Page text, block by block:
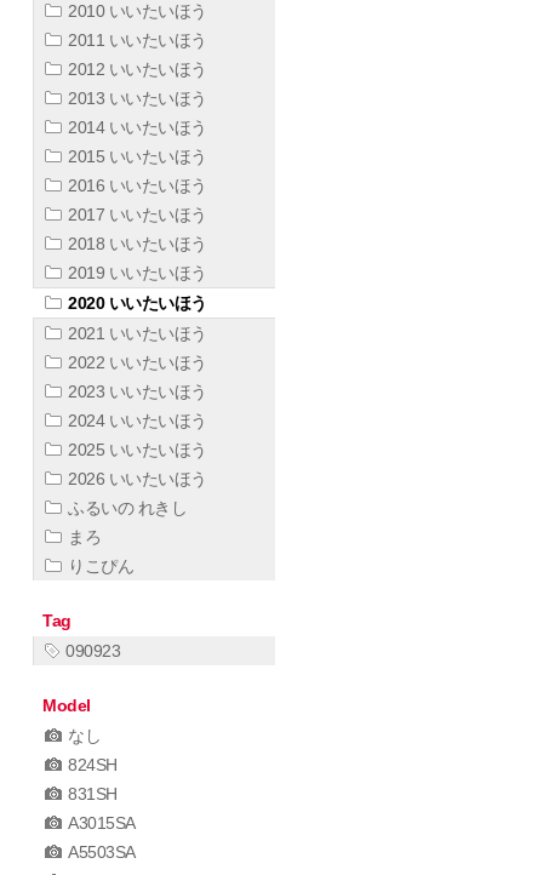
2010 いいたいほう
2011 いいたいほう
2012 いいたいほう
2013 いいたいほう
2014 いいたいほう
2015 いいたいほう
2016 いいたいほう
2017 いいたいほう
2018 いいたいほう
2019 いいたいほう
2020 いいたいほう
2021 いいたいほう
2022 いいたいほう
2023 いいたいほう
2024 いいたいほう
2025 いいたいほう
2026 いいたいほう
ふるいの れきし
まろ
りこぴん
Tag
090923
Model
なし
824SH
831SH
A3015SA
A5503SA